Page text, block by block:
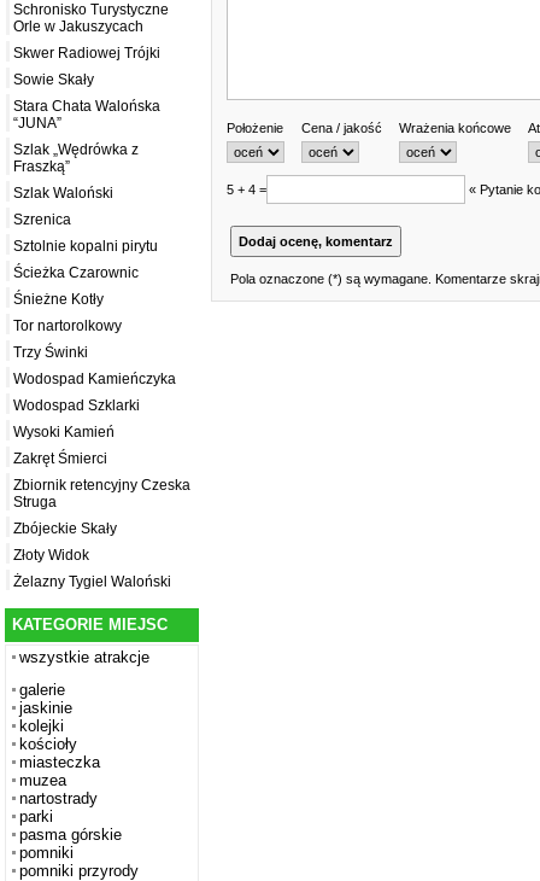
Schronisko Turystyczne
Orle w Jakuszycach
Skwer Radiowej Trójki
Sowie Skały
Stara Chata Walońska
“JUNA”
Szlak „Wędrówka z
Fraszką”
Szlak Waloński
Szrenica
Sztolnie kopalni pirytu
Ścieżka Czarownic
Śnieżne Kotły
Tor nartorolkowy
Trzy Świnki
Wodospad Kamieńczyka
Wodospad Szklarki
Wysoki Kamień
Zakręt Śmierci
Zbiornik retencyjny Czeska
Struga
Zbójeckie Skały
Złoty Widok
Żelazny Tygiel Waloński
KATEGORIE MIEJSC
wszystkie atrakcje
galerie
jaskinie
kolejki
kościoły
miasteczka
muzea
nartostrady
parki
pasma górskie
pomniki
pomniki przyrody
Położenie Cena / jakość Wrażenia końcowe
5 + 4 = « Pytanie
Pola oznaczone (*) są wymagane. Komentarze